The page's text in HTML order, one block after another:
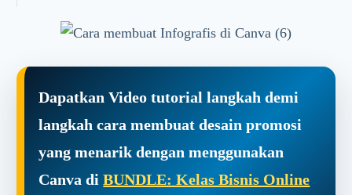
Dapatkan Video tutorial langkah demi
langkah cara membuat desain promosi
yang menarik dengan menggunakan
Canva diBUNDLE: Kelas Bisnis Online